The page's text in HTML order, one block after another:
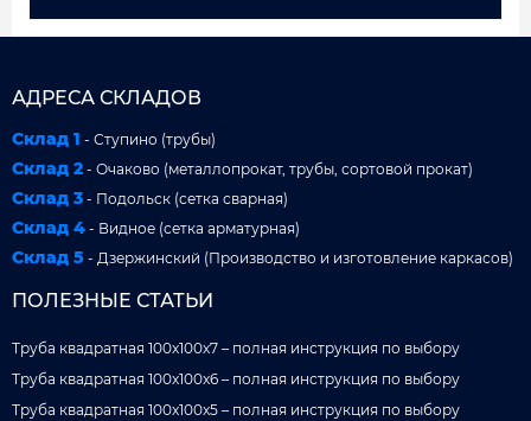
АДРЕСА СКЛАДОВ
Склад 1 - Ступино (трубы)
Склад 2 - Очаково (металлопрокат, трубы, сортовой прокат)
Склад 3 - Подольск (сетка сварная)
Склад 4 - Видное (сетка арматурная)
Склад 5 - Дзержинский (Производство и изготовление каркасов)
ПОЛЕЗНЫЕ СТАТЬИ
Труба квадратная 100x100x7 – полная инструкция по выбору
Труба квадратная 100x100x6 – полная инструкция по выбору
Труба квадратная 100x100x5 – полная инструкция по выбору